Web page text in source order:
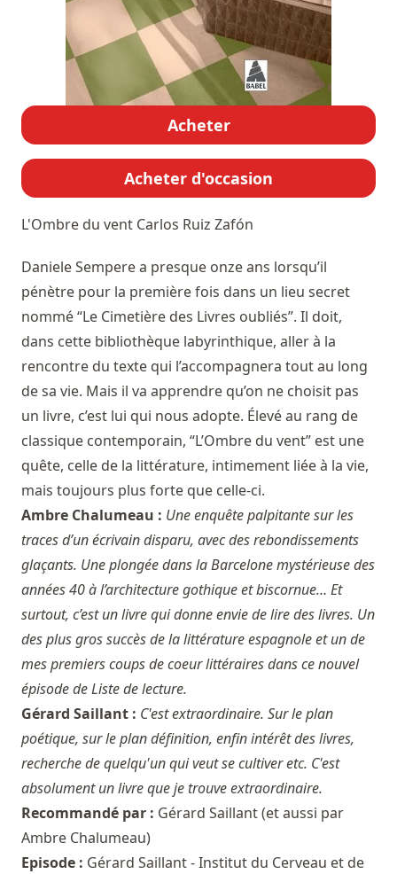
Acheter
Acheter d'occasion
L'Ombre du vent Carlos Ruiz Zafón
Daniele Sempere a presque onze ans lorsqu’il
pénètre pour la première fois dans un lieu secret
nommé “Le Cimetière des Livres oubliés”. Il doit,
dans cette bibliothèque labyrinthique, aller à la
rencontre du texte qui l’accompagnera tout au long
de sa vie. Mais il va apprendre qu’on ne choisit pas
un livre, c’est lui qui nous adopte. Élevé au rang de
classique contemporain, “L’Ombre du vent” est une
quête, celle de la littérature, intimement liée à la vie,
mais toujours plus forte que celle-ci.
Ambre Chalumeau : Une enquête palpitante sur les
traces d’un écrivain disparu, avec des rebondissements
glaçants. Une plongée dans la Barcelone mystérieuse des
années 40 à l’architecture gothique et biscornue… Et
surtout, c’est un livre qui donne envie de lire des livres. Un
des plus gros succès de la littérature espagnole et un de
mes premiers coups de coeur littéraires dans ce nouvel
épisode de Liste de lecture.
Gérard Saillant : C'est extraordinaire. Sur le plan
poétique, sur le plan définition, enfin intérêt des livres,
recherche de quelqu'un qui veut se cultiver etc. C'est
absolument un livre que je trouve extraordinaire.
Recommandé par : Gérard Saillant(et aussi par
Ambre Chalumeau)
Episode : Gérard Saillant - Institut du Cerveau et de